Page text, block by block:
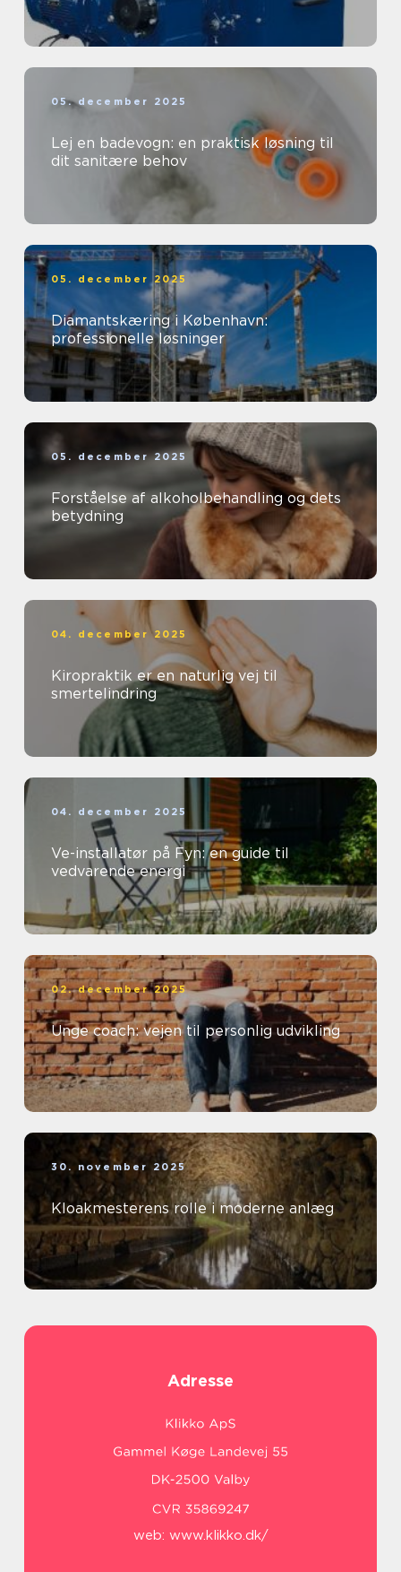
05. december 2025
Lej en badevogn: en praktisk løsning til
dit sanitære behov
05. december 2025
Diamantskæring i København:
professionelle løsninger
05. december 2025
Forståelse af alkoholbehandling og dets
betydning
04. december 2025
Kiropraktik er en naturlig vej til
smertelindring
04. december 2025
Ve-installatør på Fyn: en guide til
vedvarende energi
02. december 2025
Unge coach: vejen til personlig udvikling
30. november 2025
Kloakmesterens rolle i moderne anlæg
Adresse
web: www.klikko.dk/